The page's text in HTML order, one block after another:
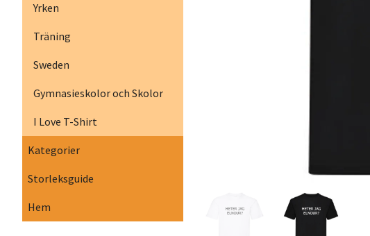
Yrken
Träning
Sweden
Gymnasieskolor och Skolor
I Love T-Shirt
Kategorier
Storleksguide
Hem